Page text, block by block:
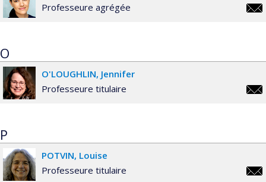
Professeure agrégée
O
O'LOUGHLIN Jennifer
Professeure titulaire
P
POTVIN Louise
Professeure titulaire